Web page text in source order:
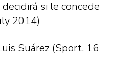
si le concede
2014)
Suárez (Sport, 16